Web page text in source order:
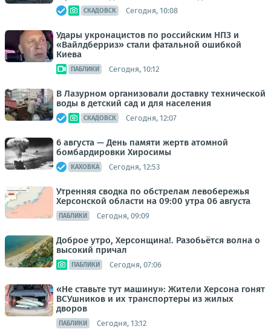
СКАДОВСК Сегодня, 10:08
Удары укронацистов по российским НПЗ и
«Вайлдберриз» стали фатальной ошибкой
Киева
ПАБЛИКИ Сегодня, 10:12
В Лазурном организовали доставку технической
воды в детский сад и для населения
СКАДОВСК Сегодня, 12:07
6 августа — День памяти жертв атомной
бомбардировки Хиросимы
КАХОВКА Сегодня, 12:53
Утренняя сводка по обстрелам левобережья
Херсонской области на 09:00 утра 06 августа
ПАБЛИКИ Сегодня, 09:09
Доброе утро, Херсонщина!. Разобьётся волна о
высокий причал
ПАБЛИКИ Сегодня, 07:06
«Не ставьте тут машину»: Жители Херсона гонят
ВСУшников и их транспортеры из жилых
дворов
ПАБЛИКИ Сегодня, 13:12